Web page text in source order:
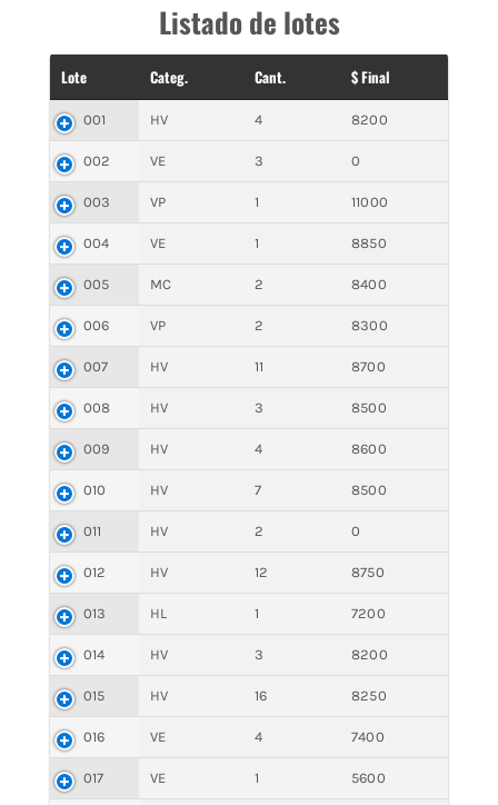
Listado de lotes
Lote Categ. Cant. $ Final
001 HV 4 8200
002 VE 3 0
003 VP 1 11000
004 VE 1 8850
005 MC 2 8400
006 VP 2 8300
007 HV 11 8700
008 HV 3 8500
009 HV 4 8600
010 HV 7 8500
011 HV 2 0
012 HV 12 8750
013 HL 1 7200
014 HV 3 8200
015 HV 16 8250
016 VE 4 7400
017 VE 1 5600